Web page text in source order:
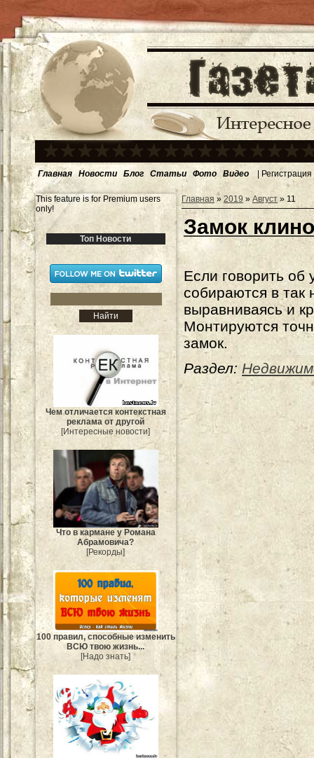
Главная Новости Блог Статьи Фото Видео | Регистрация
This feature is for Premium users
only!
Топ Новости
Чем отличается контекстная
реклама от другой
[Интересные новости]
Что в кармане у Романа
Абрамовича?
[Рекорды]
100 правил, способные изменить
ВСЮ твою жизнь...
[Надо знать]
Главная » 2019 » Август » 11
Замок
Если говорить
собираются в
выравниваясь и
Монтируются
замок.
Раздел: